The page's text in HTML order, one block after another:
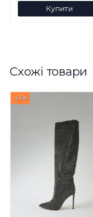
Купити
Схожі товари
-55%